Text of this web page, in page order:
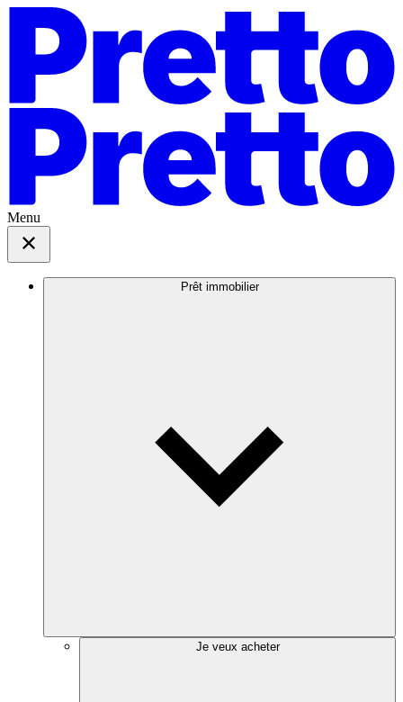
Menu
Prêt immobilier
Je veux acheter